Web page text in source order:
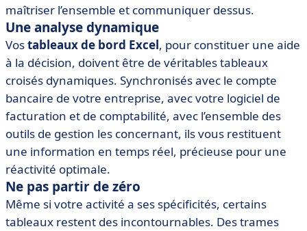
maîtriser l’ensemble et communiquer dessus.
Une analyse dynamique
Vostableaux de bord Excel, pour constituer une aide
à la décision, doivent être de véritables tableaux
croisés dynamiques. Synchronisés avec le compte
bancaire de votre entreprise, avec votre logiciel de
facturation et de comptabilité, avec l’ensemble des
outils de gestion les concernant, ils vous restituent
une information en temps réel, précieuse pour une
réactivité optimale.
Ne pas partir de zéro
Même si votre activité a ses spécificités, certains
tableaux restent des incontournables. Des trames